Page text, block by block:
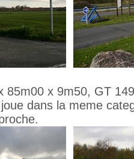
85m00 x 9m50, GT
dans la meme